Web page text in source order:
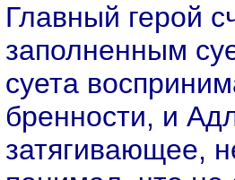
Главный герой
заполненным
суета
бренности, и
затягивающее,